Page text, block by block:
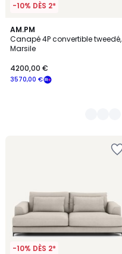
-10% DÈS 2*
AM.PM
Canapé 4P convertible tweedé,
Marsile
3570,00 €
4200,00 €
3
Couleurs
-10% DÈS 2*